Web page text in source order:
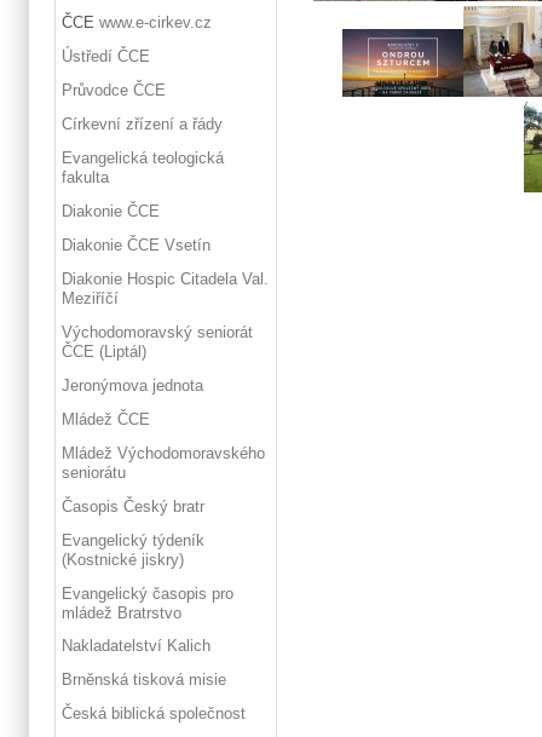
ČCE www.e-cirkev.cz
Ústředí ČCE
Průvodce ČCE
Církevní zřízení a řády
Evangelická teologická
fakulta
Diakonie ČCE
Diakonie ČCE Vsetín
Diakonie Hospic Citadela Val.
Meziříčí
Východomoravský seniorát
ČCE (Liptál)
Jeronýmova jednota
Mládež ČCE
Mládež Východomoravského
seniorátu
Časopis Český bratr
Evangelický týdeník
(Kostnické jiskry)
Evangelický časopis pro
mládež Bratrstvo
Nakladatelství Kalich
Brněnská tisková misie
Česká biblická společnost